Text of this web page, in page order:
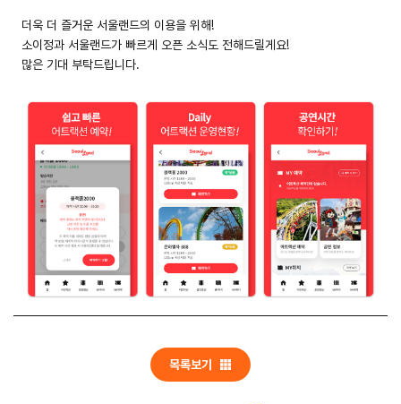
더욱 더 즐거운 서울랜드의 이용을 위해!
소이정과 서울랜드가 빠르게 오픈 소식도 전해드릴게요!
많은 기대 부탁드립니다.
목록보기
들어갈 메시지 영역
확인